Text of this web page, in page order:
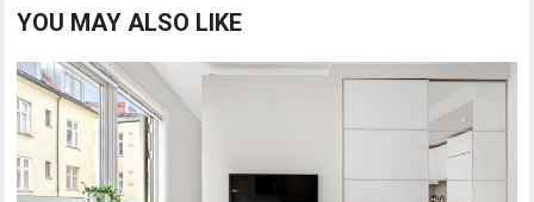
YOU MAY ALSO LIKE